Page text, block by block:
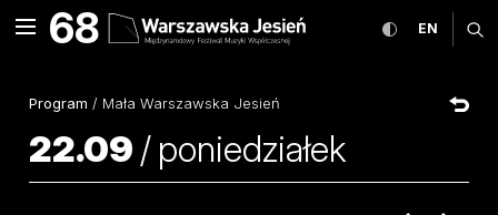
Sampel czyli przekrój
rozwiń menu
MENU68 przełącz
EN
Program / Mała Warszawska Jesień
22.09 / poniedziałek